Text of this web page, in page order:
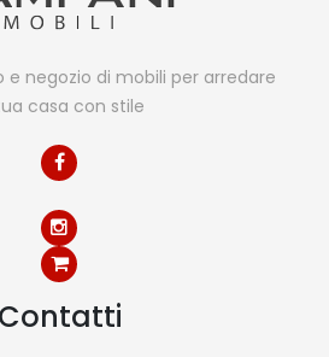
e negozio di mobili per arredare
casa con stile
Contatti